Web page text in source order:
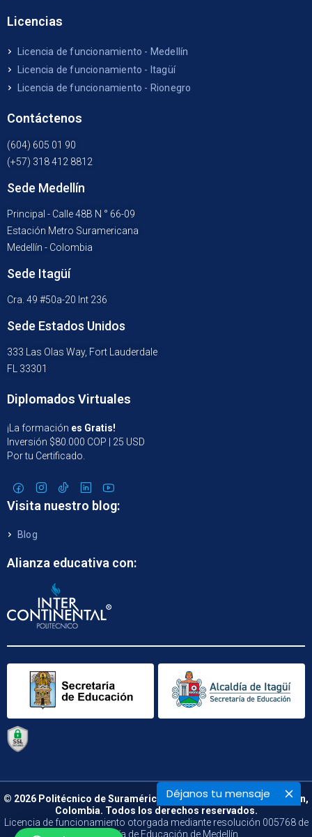
Déjanos tu mensaje
Licencias
Licencia de funcionamiento - Medellín
Licencia de funcionamiento - Itagüí
Licencia de funcionamiento - Rionegro
Contáctenos
(604) 605 01 90
(+57) 318 412 8812
Sede Medellín
Principal - Calle 48B N ° 66-09
Estación Metro Suramericana
Medellín - Colombia
Sede Itagüí
Cra. 49 #50a-20 Int 236
Sede Estados Unidos
333 Las Olas Way, Fort Lauderdale
FL 33301
Diplomados Virtuales
¡La formación es Gratis!
Inversión $80.000 COP | 25 USD
Por tu Certificado.
Visita nuestro blog:
Blog
Alianza educativa con:
© 2026 Politécnico de Suramérica. Calle 48 B N° 66 – 09. Medellín,
Colombia. Todos los derechos reservados.
Licencia de funcionamiento otorgada mediante resolución 005768 de
la Secretaría de Educación de Medellín.